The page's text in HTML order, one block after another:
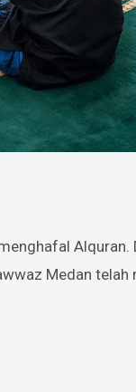
Medan